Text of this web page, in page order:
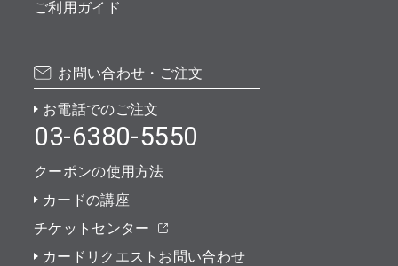
ご利用ガイド
お問い合わせ・ご注文
お電話でのご注文
03-6380-5550
クーポンの使用方法
カードの講座
チケットセンター
カードリクエストお問い合わせ